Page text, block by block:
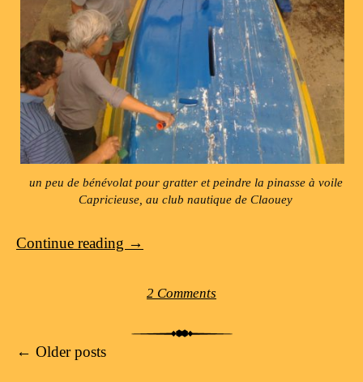
un peu de bénévolat pour gratter et peindre la pinasse à voile
Capricieuse, au club nautique de Claouey
Continue reading →
2 Comments
Post navigation
← Older posts